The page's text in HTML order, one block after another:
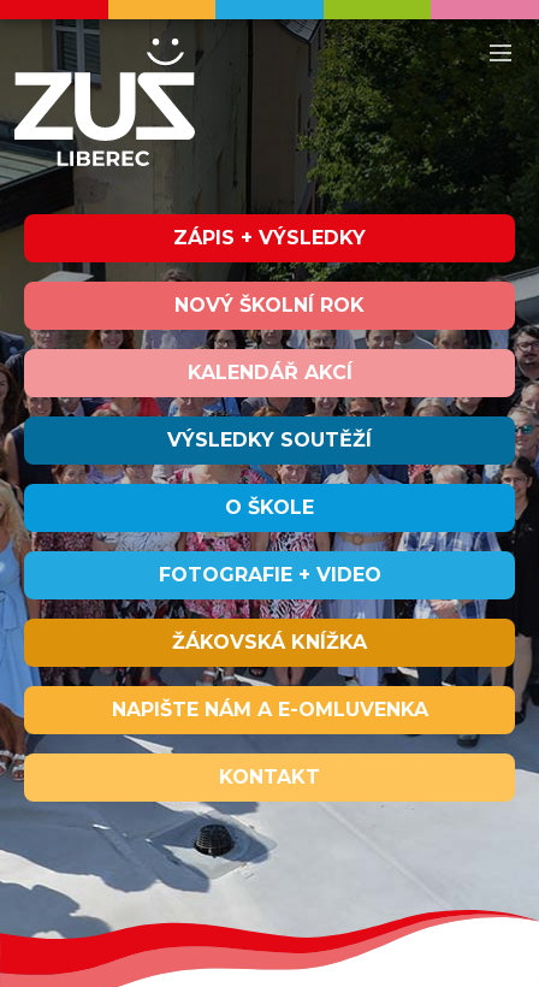
ZÁPIS + VÝSLEDKY
NOVÝ ŠKOLNÍ ROK
KALENDÁŘ AKCÍ
VÝSLEDKY SOUTĚŽÍ
O ŠKOLE
FOTOGRAFIE + VIDEO
ŽÁKOVSKÁ KNÍŽKA
NAPIŠTE NÁM A E-OMLUVENKA
KONTAKT